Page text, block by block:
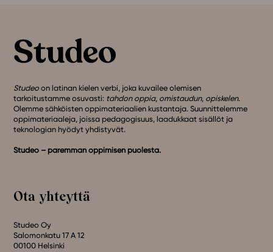
Studeo on latinan kielen verbi, joka kuvailee olemisen
tarkoitustamme osuvasti: tahdon oppia, omistaudun, opiskelen.
Olemme sähköisten oppimateriaalien kustantaja. Suunnittelemme
oppimateriaaleja, joissa pedagogisuus, laadukkaat sisällöt ja
teknologian hyödyt yhdistyvät.
Studeo – paremman oppimisen puolesta.
Ota yhteyttä
Studeo Oy
Salomonkatu 17 A 12
00100 Helsinki